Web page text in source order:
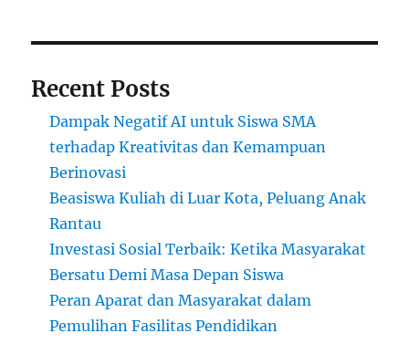
Recent Posts
Dampak Negatif AI untuk Siswa SMA
terhadap Kreativitas dan Kemampuan
Berinovasi
Beasiswa Kuliah di Luar Kota, Peluang Anak
Rantau
Investasi Sosial Terbaik: Ketika Masyarakat
Bersatu Demi Masa Depan Siswa
Peran Aparat dan Masyarakat dalam
Pemulihan Fasilitas Pendidikan